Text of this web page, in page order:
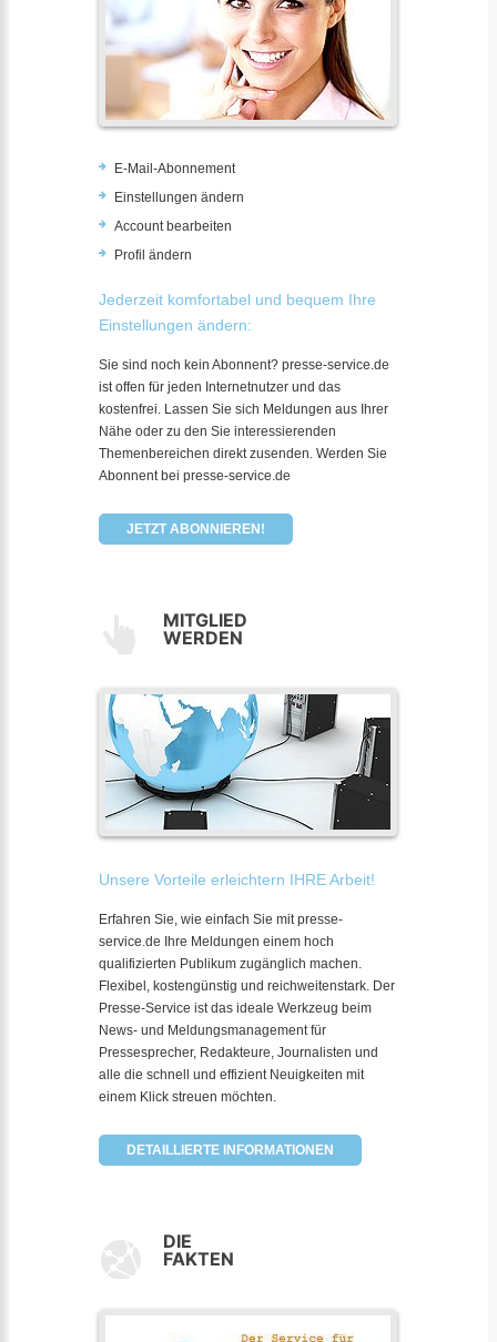
E-Mail-Abonnement
Einstellungen ändern
Account bearbeiten
Profil ändern
Jederzeit komfortabel und bequem Ihre
Einstellungen ändern:
Sie sind noch kein Abonnent? presse-service.de
ist offen für jeden Internetnutzer und das
kostenfrei. Lassen Sie sich Meldungen aus Ihrer
Nähe oder zu den Sie interessierenden
Themenbereichen direkt zusenden. Werden Sie
Abonnent bei presse-service.de
JETZT ABONNIEREN!
MITGLIED
WERDEN
Unsere Vorteile erleichtern IHRE Arbeit!
Erfahren Sie, wie einfach Sie mit presse-
service.de Ihre Meldungen einem hoch
qualifizierten Publikum zugänglich machen.
Flexibel, kostengünstig und reichweitenstark. Der
Presse-Service ist das ideale Werkzeug beim
News- und Meldungsmanagement für
Pressesprecher, Redakteure, Journalisten und
alle die schnell und effizient Neuigkeiten mit
einem Klick streuen möchten.
DETAILLIERTE INFORMATIONEN
DIE
FAKTEN